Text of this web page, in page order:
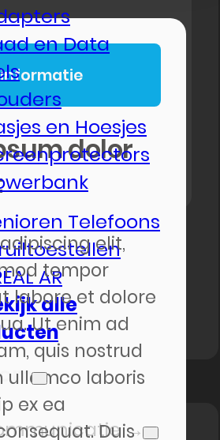
en Data
en Hoesjes
Telefoons
AR
alle
→
dolor
elit,
tempor
labore et dolore
Ut enim ad
quis nostrud
ullamco laboris
ex ea
Duis